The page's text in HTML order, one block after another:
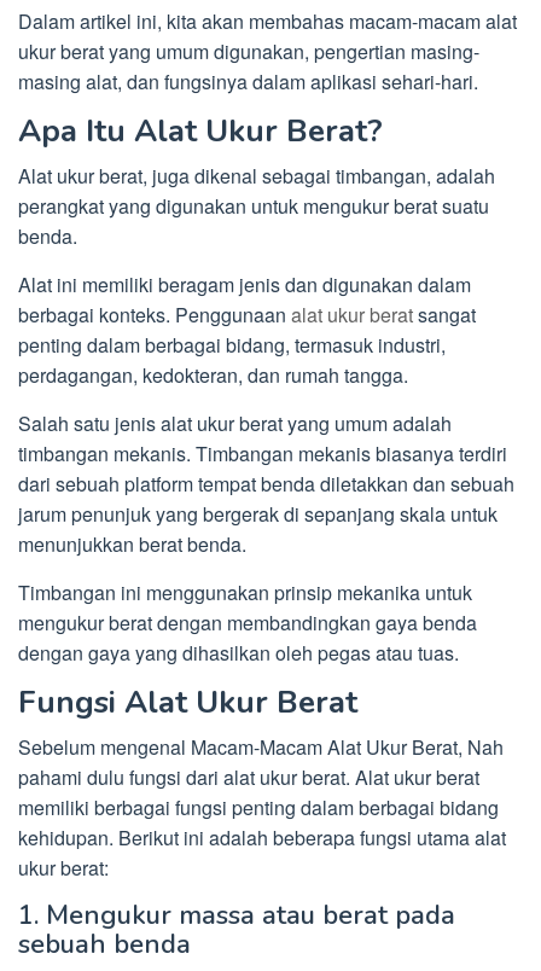
Dalam artikel ini, kita akan membahas macam-macam alat
ukur berat yang umum digunakan, pengertian masing-
masing alat, dan fungsinya dalam aplikasi sehari-hari.
Apa Itu Alat Ukur Berat?
Alat ukur berat, juga dikenal sebagai timbangan, adalah
perangkat yang digunakan untuk mengukur berat suatu
benda.
Alat ini memiliki beragam jenis dan digunakan dalam
berbagai konteks. Penggunaan alat ukur beratsangat
penting dalam berbagai bidang, termasuk industri,
perdagangan, kedokteran, dan rumah tangga.
Salah satu jenis alat ukur berat yang umum adalah
timbangan mekanis. Timbangan mekanis biasanya terdiri
dari sebuah platform tempat benda diletakkan dan sebuah
jarum penunjuk yang bergerak di sepanjang skala untuk
menunjukkan berat benda.
Timbangan ini menggunakan prinsip mekanika untuk
mengukur berat dengan membandingkan gaya benda
dengan gaya yang dihasilkan oleh pegas atau tuas.
Fungsi Alat Ukur Berat
Sebelum mengenal Macam-Macam Alat Ukur Berat, Nah
pahami dulu fungsi dari alat ukur berat. Alat ukur berat
memiliki berbagai fungsi penting dalam berbagai bidang
kehidupan. Berikut ini adalah beberapa fungsi utama alat
ukur berat:
1. Mengukur massa atau berat pada
sebuah benda